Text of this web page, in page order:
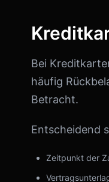
Bei
häufig
Betracht.
Entscheidend
Zeitpunkt der